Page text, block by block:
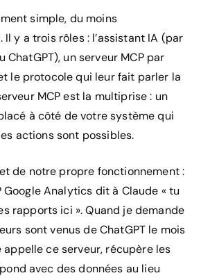
simple, du moins
y a trois rôles : l’assistant IA (par
ChatGPT), un serveur MCP par
le protocole qui leur fait parler la
MCP est la multiprise : un
à côté de votre système qui
actions sont possibles.
de notre propre fonctionnement :
Google Analytics dit à Claude « tu
rapports ici ». Quand je demande
sont venus de ChatGPT le mois
appelle ce serveur, récupère les
avec des données au lieu